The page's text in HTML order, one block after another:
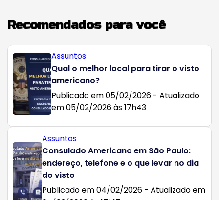
Recomendados para você
Assuntos
Qual o melhor local para tirar o visto
americano?
Publicado em 05/02/2026 - Atualizado
em 05/02/2026 às 17h43
Assuntos
Consulado Americano em São Paulo:
endereço, telefone e o que levar no dia
do visto
Publicado em 04/02/2026 - Atualizado em